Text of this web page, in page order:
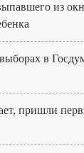
из
в
пришли